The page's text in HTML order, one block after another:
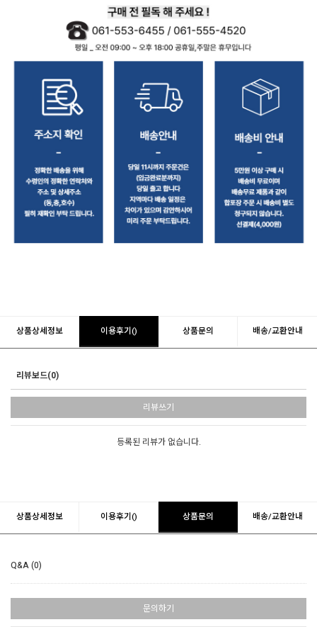
상품상세정보 이용후기() 상품문의 배송/교환안내
리뷰보드(0)
리뷰쓰기
등록된 리뷰가 없습니다.
상품상세정보 이용후기() 상품문의 배송/교환안내
Q&A (0)
문의하기